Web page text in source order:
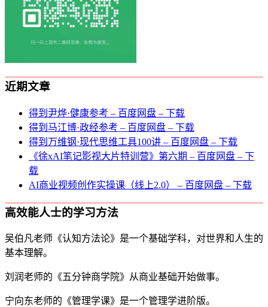
近期文章
得到尹烨·健康参考 – 百度网盘 – 下载
得到马江博·政经参考 – 百度网盘 – 下载
得到万维钢·现代思维⼯具100讲 – 百度网盘 – 下载
《徐xAI笔记影视大片特训营》第六期 – 百度网盘 – 下
载
AI商业视频创作实操课（线上2.0） – 百度网盘 – 下载
高效能人士的学习方法
吴伯凡老师《认知方法论》是一个基础学科，对世界和人生的
基本理解。
刘润老师的《五分钟商学院》从商业基础开始做事。
宁向东老师的《管理学课》是一个管理学进阶版。